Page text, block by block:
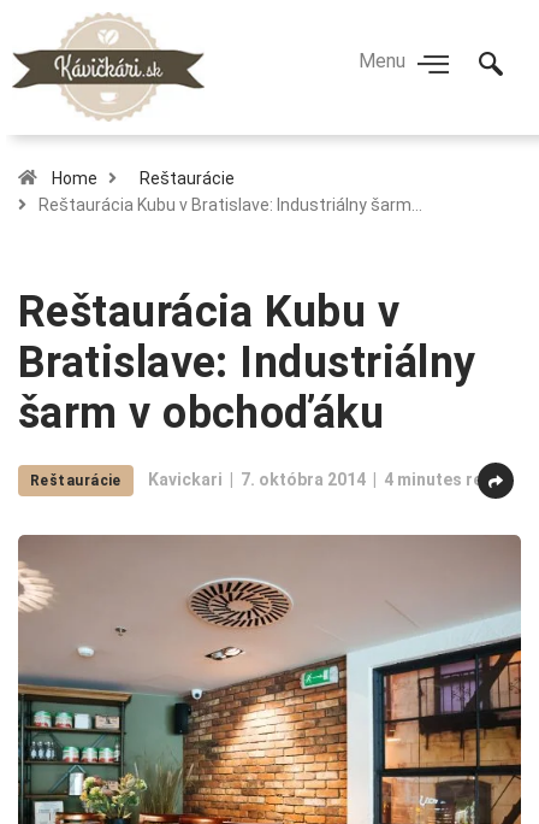
Home
Reštaurácie
Reštaurácia Kubu v Bratislave: Industriálny šarm…
Reštaurácia Kubu v
Bratislave: Industriálny
šarm v obchoďáku
Reštaurácie Kavickari 7. októbra 2014 4 minutes read